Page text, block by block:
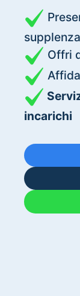
supplenza
Offri
incarichi